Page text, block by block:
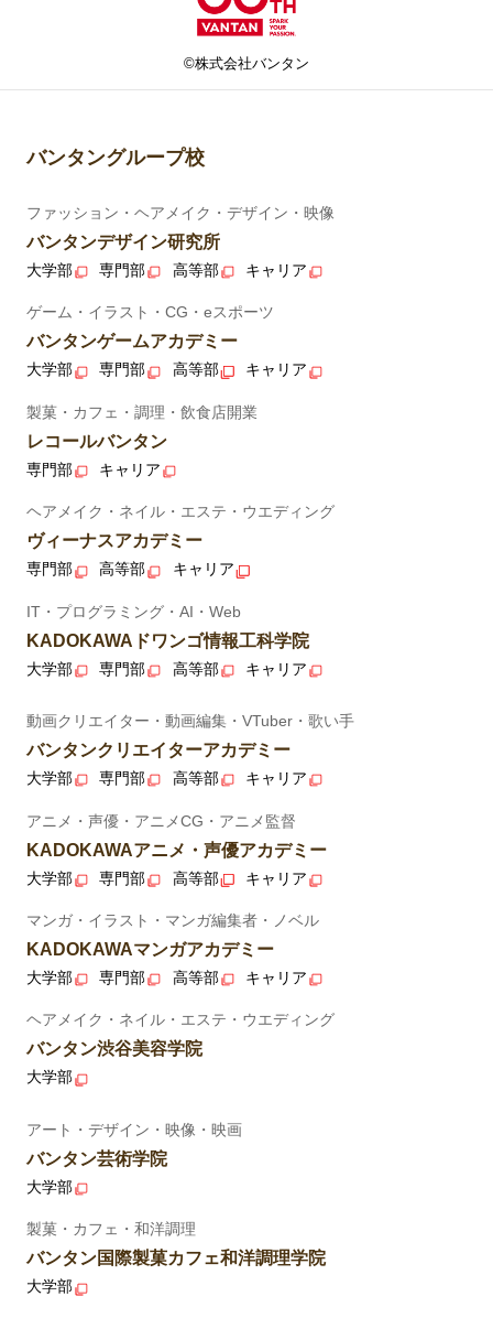
©株式会社バンタン
バンタングループ校
ファッション・ヘアメイク・デザイン・映像
バンタンデザイン研究所
大学部 専門部 高等部 キャリア
ゲーム・イラスト・CG・eスポーツ
バンタンゲームアカデミー
大学部 専門部 高等部 キャリア
製菓・カフェ・調理・飲食店開業
レコールバンタン
専門部 キャリア
ヘアメイク・ネイル・エステ・ウエディング
ヴィーナスアカデミー
専門部 高等部 キャリア
IT・プログラミング・AI・Web
KADOKAWAドワンゴ情報工科学院
大学部 専門部 高等部 キャリア
動画クリエイター・動画編集・VTuber・歌い手
バンタンクリエイターアカデミー
大学部 専門部 高等部 キャリア
アニメ・声優・アニメCG・アニメ監督
KADOKAWAアニメ・声優アカデミー
大学部 専門部 高等部 キャリア
マンガ・イラスト・マンガ編集者・ノベル
KADOKAWAマンガアカデミー
大学部 専門部 高等部 キャリア
ヘアメイク・ネイル・エステ・ウエディング
バンタン渋谷美容学院
大学部
アート・デザイン・映像・映画
バンタン芸術学院
大学部
製菓・カフェ・和洋調理
バンタン国際製菓カフェ和洋調理学院
大学部